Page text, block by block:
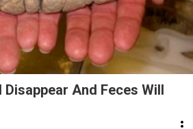
And Feces Will